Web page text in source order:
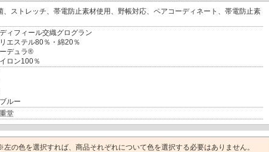
、ストレッチ、帯電防止素材使用、野帳対応、ペアコーディネート、帯電防止素
ィフィール交織グログラン
テル80％・綿20％
デュラ®
100％
ルー
堂
左の色を選択すれば、商品それぞれについて色を選択する必要はありません。